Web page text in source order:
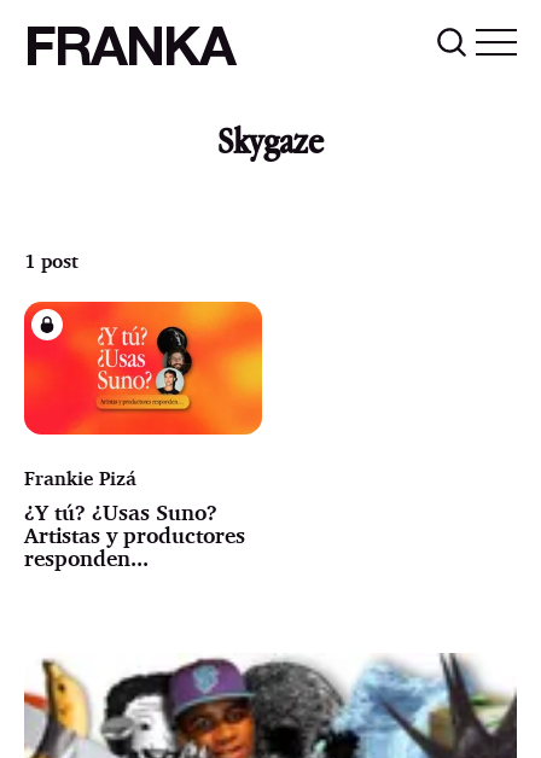
FRANKA
Skygaze
1 post
Frankie Pizá
¿Y tú? ¿Usas Suno?
Artistas y productores
responden...